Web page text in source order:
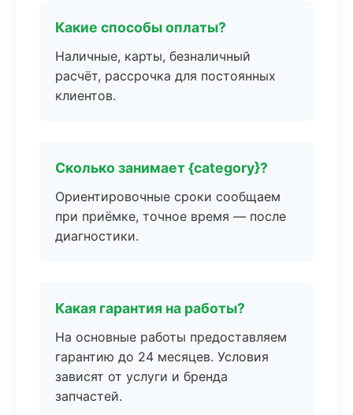
Какие способы оплаты?
Наличные, карты, безналичный
расчёт, рассрочка для постоянных
клиентов.
Сколько занимает {category}?
Ориентировочные сроки сообщаем
при приёмке, точное время — после
диагностики.
Какая гарантия на работы?
На основные работы предоставляем
гарантию до 24 месяцев. Условия
зависят от услуги и бренда
запчастей.